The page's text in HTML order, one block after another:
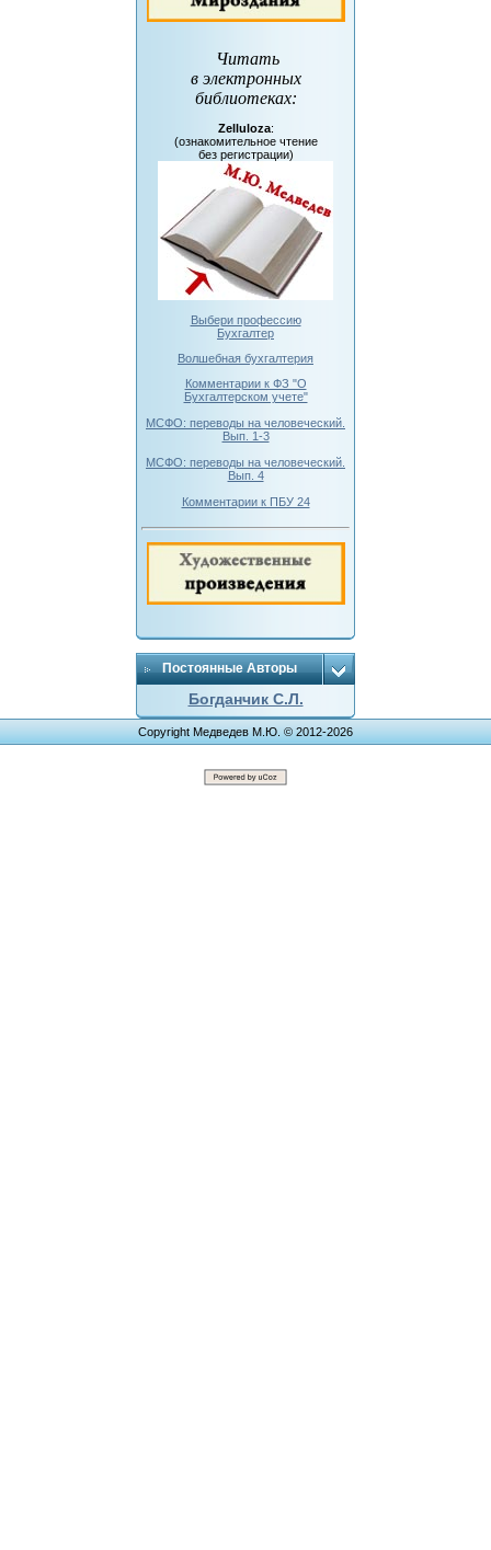
Читать
в электронных
библиотеках:
Zelluloza:
(ознакомительное чтение
без регистрации)
Выбери профессию
Бухгалтер
Волшебная бухгалтерия
Комментарии к ФЗ "О
Бухгалтерском учете"
МСФО: переводы на человеческий.
Вып. 1-3
МСФО: переводы на человеческий.
Вып. 4
Комментарии к ПБУ 24
Постоянные Авторы
Богданчик С.Л.
Copyright Медведев М.Ю. © 2012-2026